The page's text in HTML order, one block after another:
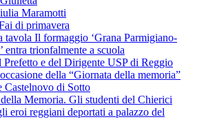
Maramotti
di primavera
tavola Il formaggio ‘Grana Parmigiano-
entra trionfalmente a scuola
Prefetto e del Dirigente USP di Reggio
della “Giornata della memoria”
Castelnovo di Sotto
Memoria. Gli studenti del Chierici
eroi reggiani deportati a palazzo del